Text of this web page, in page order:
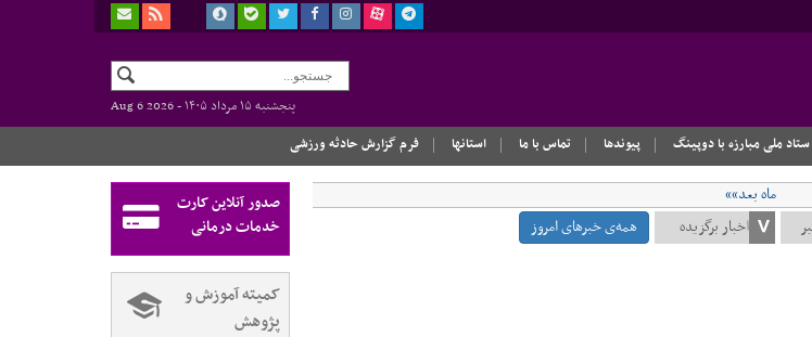
پنجشنبه ۱۵ مرداد ۱۴۰۵ -
Aug 6 2026
ستاد ملی مبارزه با دوپینگ پیوندها تماس با ما استانها فرم گزارش حادثه ورزشی
ماه بعد»»
همه‌ی خبرهای امروز
صدور آنلاین کارت
خدمات درمانی
کمیته آموزش و
پژوهش